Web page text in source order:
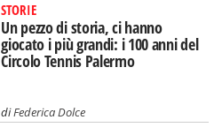
STORIE
Un pezzo di storia, ci hanno
giocato i più grandi: i 100 anni del
Circolo Tennis Palermo
diFederica Dolce